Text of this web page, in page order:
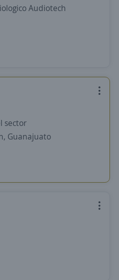
Audiotech
sector
Guanajuato